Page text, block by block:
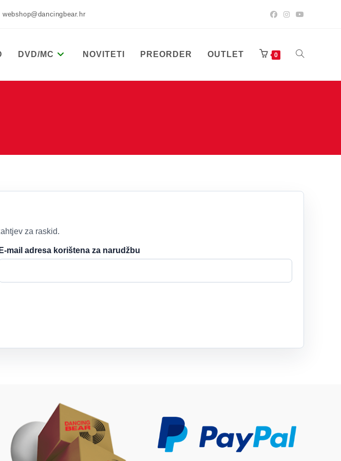
DVD/MC NOVITETI PREORDER OUTLET 0 UKLJUČI/
WEB-
za raskid.
E-mail adresa korištena za narudžbu